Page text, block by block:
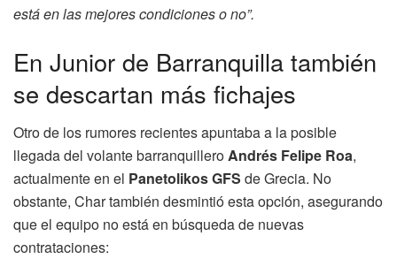
está en las mejores condiciones o no”.
En Junior de Barranquilla también
se descartan más fichajes
Otro de los rumores recientes apuntaba a la posible
llegada del volante barranquilleroAndrés Felipe Roa,
actualmente en el Panetolikos GFS de Grecia. No
obstante, Char también desmintió esta opción, asegurando
que el equipo no está en búsqueda de nuevas
contrataciones: